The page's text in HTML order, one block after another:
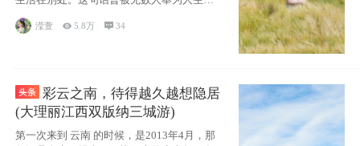
条，并
滢萱 5.8万 34
彩云之南，待得越久越想隐居
(大理丽江西双版纳三城游)
第一次来到 云南 的时候，是2013年4月，那